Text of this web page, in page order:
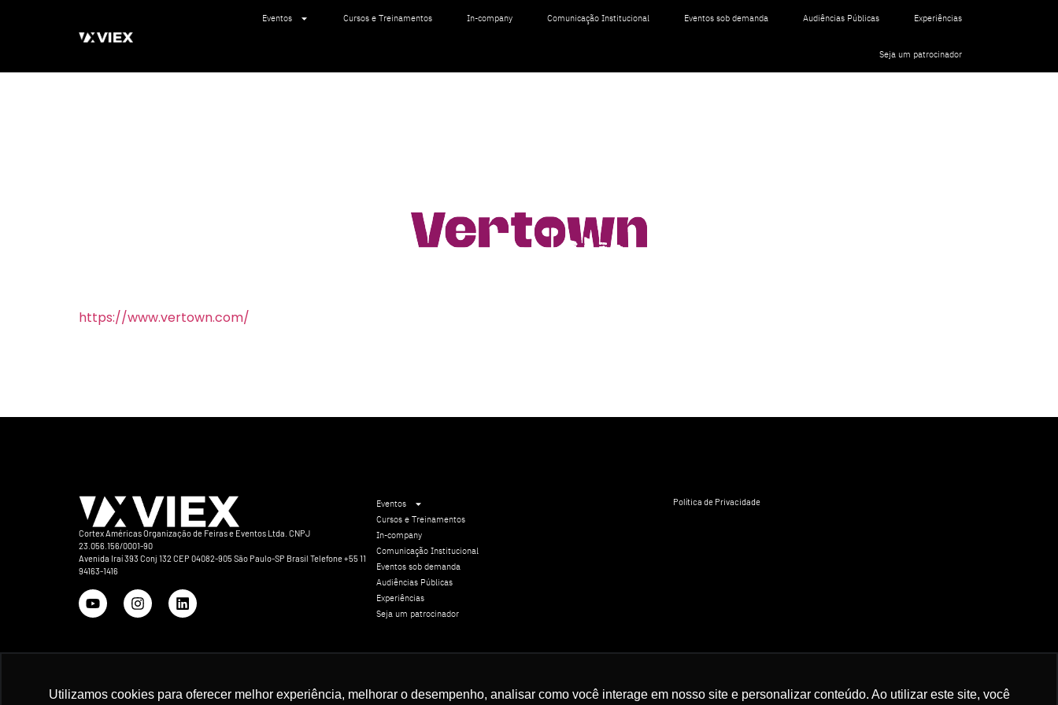
Utilizamos cookies para oferecer melhor experiência, melhorar o desempenho, analisar como você interage em nosso site e personalizar conteúdo. Ao utilizar este site, você
Eventos Cursos e Treinamentos In-company Comunicação Institucional Eventos sob demanda Audiências Públicas Experiências
Seja um patrocinador
https://www.vertown.com/
Cortex Américas Organização de Feiras e Eventos Ltda. CNPJ
23.056.156/0001-90
Avenida Iraí 393 Conj 132 CEP 04082-905 São Paulo-SP Brasil Telefone +55 11
94163-1416
Eventos
Cursos e Treinamentos
In-company
Comunicação Institucional
Eventos sob demanda
Audiências Públicas
Experiências
Seja um patrocinador
Política de Privacidade